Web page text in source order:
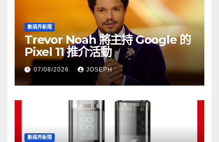
數碼界新聞
Trevor Noah 將主持 Google 的
Pixel 11 推介活動
07/08/2026 JOSEPH
數碼界新聞